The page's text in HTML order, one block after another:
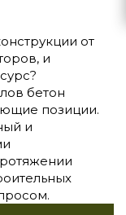
от
и
бетон
позиции.
и